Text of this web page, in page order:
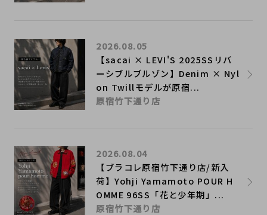
【sacai × LEVI'S 2025SSリバ
ーシブルブルゾン】Denim × Nyl
on Twillモデルが原宿...
2026.08.05
原宿竹下通り店
【ブラコレ原宿竹下通り店/新入
荷】Yohji Yamamoto POUR H
OMME 96SS「花と少年期」...
2026.08.04
原宿竹下通り店